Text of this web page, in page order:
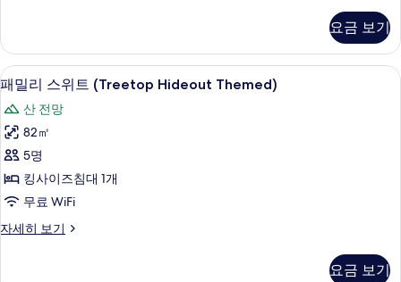
진
모
두
보
기
위
트
(Hong
Kong
Wonders
Themed)
세
히
보
기
요금 보기
패
밀
리
스
위
트
(Treetop
Hideout
패밀리 스위트 (Treetop Hideout
6
패밀리 스위트 (Treetop Hideout Themed)
산 전망
82㎡
5명
킹사이즈침대 1개
무료 WiFi
자세히 보기
패
요금 보기